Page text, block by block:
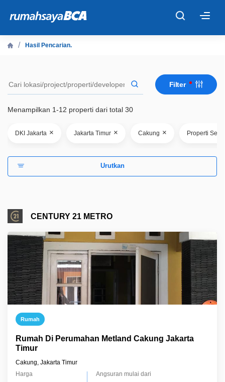
Cari Tahu
Fitur Unggulan
Hasil Pencarian.
Filter
Menampilkan 1-12 properti dari total 30
DKI Jakarta × Jakarta Timur × Cakung × Properti
Urutkan
CENTURY 21 METRO
Rumah
Rumah Di Perumahan Metland Cakung Jakarta
Timur
Cakung, Jakarta Timur
Harga
Angsuran mulai dari